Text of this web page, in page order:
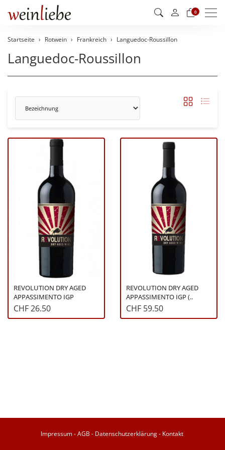
0
Startseite Rotwein Frankreich Languedoc-Roussillon
Languedoc-Roussillon
Sortierung
REVOLUTION DRY AGED
APPASSIMENTO IGP
CHF 26.50
REVOLUTION DRY AGED
APPASSIMENTO IGP (..
CHF 59.50
Impressum-AGB - Datenschutzerklärung- Kontakt